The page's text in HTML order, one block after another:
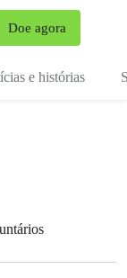
Doe agora
e histórias